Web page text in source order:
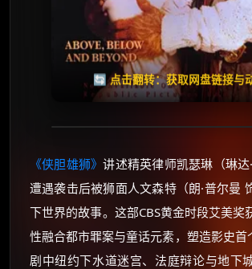
🔄 点击翻转：获取网盘链接与
失效请反馈
🧧️
天天领红包
《侠胆雄狮》讲述精英律师凯瑟琳（琳达
遭遇袭击后被狮面人文森特（朗·普尔曼
下世界的故事。这部CBS黄金时段艾美奖
性融合都市罪案与童话元素，塑造影史首
剧中纽约下水道迷宫、法庭辩论与地下